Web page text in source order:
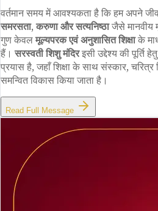
वर्तमान समय में आवश्यकता है कि हम अपने
समरसता, करुणा और सत्यनिष्ठाजैसे मानवीय
गुण केवलमूल्यपरक एवं अनुशासित शिक्षाके
हैं।सरस्वती शिशु मंदिरइसी उद्देश्य की पूर्ति
प्रयास है, जहाँ शिक्षा के साथ संस्कार, चरित्र
समन्वित विकास किया जाता है।
Read Full Message